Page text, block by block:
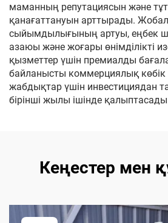
маманның репутациясын және
қанағаттануын арттырады.
сыйымдылығының артуы, еңбек
азаюы және жоғары өнімділікті
қызметтер үшін премиалды
байланысты коммерциялық
жабдықтар үшін инвестициядан
бірінші жылы ішінде
Кеңестер мен